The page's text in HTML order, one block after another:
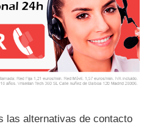
las alternativas de contacto